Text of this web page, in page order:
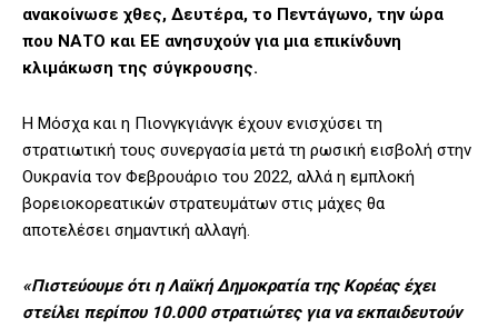
ανακοίνωσε χθες, Δευτέρα, το Πεντάγωνο, την ώρα
που ΝΑΤΟ και ΕΕ ανησυχούν για μια επικίνδυνη
κλιμάκωση της σύγκρουσης.
Η Μόσχα και η Πιονγκγιάνγκ έχουν ενισχύσει τη
στρατιωτική τους συνεργασία μετά τη ρωσική εισβολή στην
Ουκρανία τον Φεβρουάριο του 2022, αλλά η εμπλοκή
βορειοκορεατικών στρατευμάτων στις μάχες θα
αποτελέσει σημαντική αλλαγή.
«Πιστεύουμε ότι η Λαϊκή Δημοκρατία της Κορέας έχει
στείλει περίπου 10.000 στρατιώτες για να εκπαιδευτούν